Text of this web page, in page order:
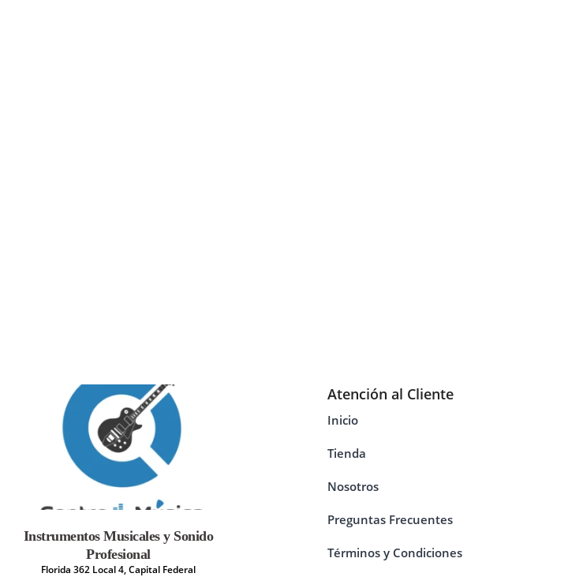
Instrumentos Musicales y Sonido
Profesional
Florida 362 Local 4, Capital Federal
Atención al Cliente
Inicio
Tienda
Nosotros
Preguntas Frecuentes
Términos y Condiciones